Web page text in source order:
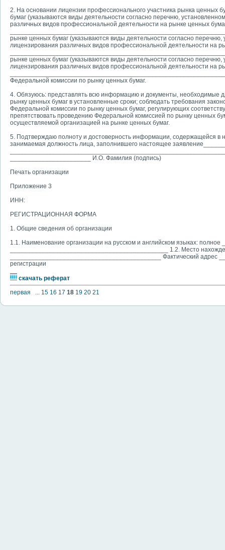
2. На основании лицензии профессионального участника рынка
бумаг (указываются виды деятельности согласно перечню,
различных видов профессиональной деятельности на рынке ценных
рынке ценных бумаг (указываются виды деятельности согласно
лицензирования различных видов профессиональной деятельности на
рынке ценных бумаг (указываются виды деятельности согласно
лицензирования различных видов профессиональной деятельности на
Федеральной комиссии по рынку ценных бумаг.
4. Обязуюсь: представлять всю информацию и документы, необходимые
рынку ценных бумаг в установленные сроки; соблюдать требования
Федеральной комиссии по рынку ценных бумаг, регулирующих
препятствовать проведению Федеральной комиссией по рынку ценных
осуществляемой организацией на рынке ценных бумаг.
5. Подтверждаю полноту и достоверность информации, содержащейся
занимаемая должность лица, заполнившего настоящее
_______________________ И.О. Фамилия (подпись)
Печать организации
Приложение 3
ИНН:
РЕГИСТРАЦИОННАЯ ФОРМА
1. Общие сведения об организации
1.1. Наименование организации на русском и английском языках:
_____________________________________________ 1.2. Место
___________________________________________ Фактический адрес
регистрации
скачать реферат
первая
... 15 16 17 18 19 20 21